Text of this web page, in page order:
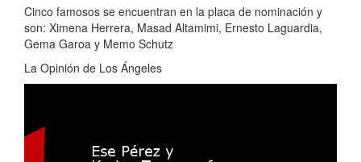
Cinco famosos se encuentran en la placa de nominación y
son: Ximena Herrera, Masad Altamimi, Ernesto Laguardia,
Gema Garoa y Memo Schutz
La Opinión de Los Ángeles